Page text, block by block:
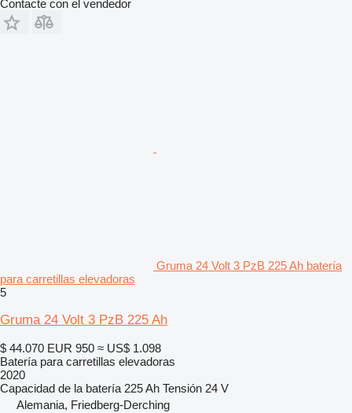
Contacte con el vendedor
Gruma 24 Volt 3 PzB 225 Ah batería
para carretillas elevadoras
5
Gruma 24 Volt 3 PzB 225 Ah
$ 44.070 EUR 950 ≈ US$ 1.098
Batería para carretillas elevadoras
2020
Capacidad de la batería 225 Ah Tensión 24 V
Alemania, Friedberg-Derching